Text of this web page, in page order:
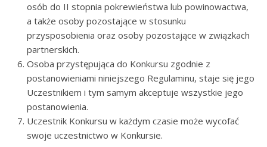
osób do II stopnia pokrewieństwa lub powinowactwa,
a także osoby pozostające w stosunku
przysposobienia oraz osoby pozostające w związkach
partnerskich.
Osoba przystępująca do Konkursu zgodnie z
postanowieniami niniejszego Regulaminu, staje się jego
Uczestnikiem i tym samym akceptuje wszystkie jego
postanowienia.
Uczestnik Konkursu w każdym czasie może wycofać
swoje uczestnictwo w Konkursie.